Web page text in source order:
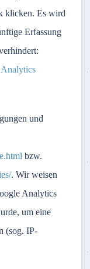
klicken. Es wird
Erfassung
und
bzw.
. Wir weisen
Analytics
um eine
(sog. IP-